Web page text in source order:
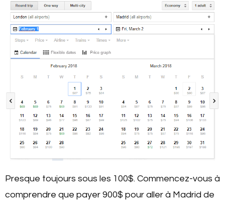
Presque toujours sous les 100$. Commencez-vous à
comprendre que payer 900$ pour aller à Madrid de